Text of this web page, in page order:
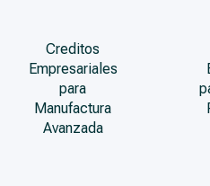
Creditos
Empresariales
para
Manufactura
Avanzada